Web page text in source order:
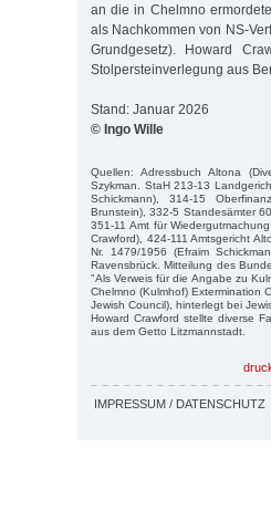
an die in Chelmno
als Nachkommen von NS-
Grundgesetz). Howard
Stolpersteinverlegung aus
Stand: Januar 2026
© Ingo Wille
Quellen: Adressbuch Altona
Szykman. StaH 213-13
Schickmann), 314-15
Brunstein), 332-5 Standesämter
351-11 Amt für
Crawford), 424-111 Amtsgericht
Nr. 1479/1956 (Efraim
Ravensbrück. Mitteilung des
"Als Verweis für die Angabe zu
Chelmno (Kulmhof) Extermination
Jewish Council), hinterlegt bei
Howard Crawford stellte diverse
aus dem Getto Litzmannstadt.
IMPRESSUM / DATENSCHUTZ